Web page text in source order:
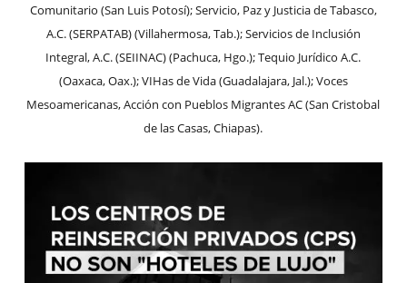
Comunitario (San Luis Potosí); Servicio, Paz y Justicia de Tabasco,
A.C. (SERPATAB) (Villahermosa, Tab.); Servicios de Inclusión
Integral, A.C. (SEIINAC) (Pachuca, Hgo.); Tequio Jurídico A.C.
(Oaxaca, Oax.); VIHas de Vida (Guadalajara, Jal.); Voces
Mesoamericanas, Acción con Pueblos Migrantes AC (San Cristobal
de las Casas, Chiapas).